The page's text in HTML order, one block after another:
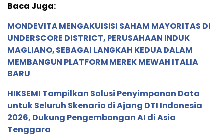
Baca Juga:
MONDEVITA MENGAKUISISI SAHAM MAYORITAS DI
UNDERSCORE DISTRICT, PERUSAHAAN INDUK
MAGLIANO, SEBAGAI LANGKAH KEDUA DALAM
MEMBANGUN PLATFORM MEREK MEWAH ITALIA
BARU
HIKSEMI Tampilkan Solusi Penyimpanan Data
untuk Seluruh Skenario di Ajang DTI Indonesia
2026, Dukung Pengembangan AI di Asia
Tenggara